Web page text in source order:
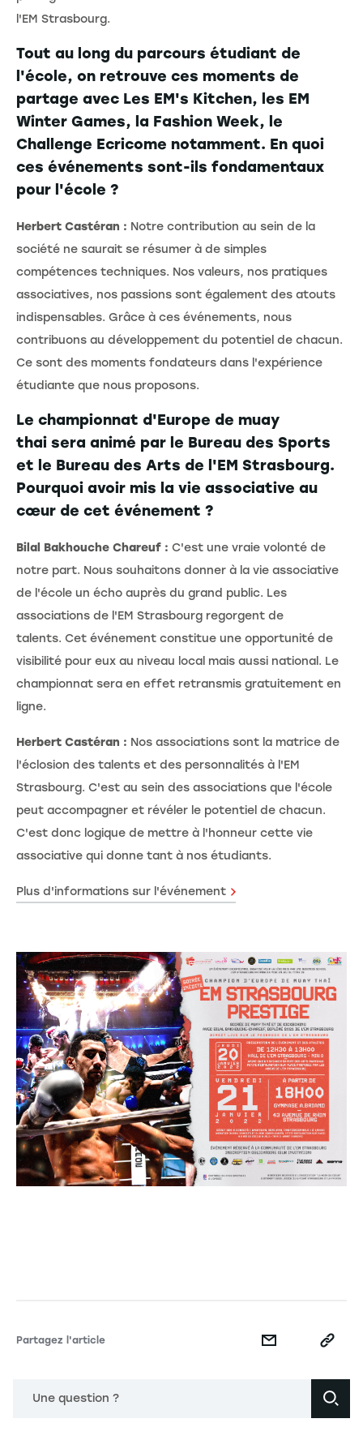
l'EM Strasbourg.
Tout au long du parcours étudiant de
l'école, on retrouve ces moments de
partage avec Les EM's Kitchen, les EM
Winter Games, la Fashion Week, le
Challenge Ecricome notamment. En quoi
ces événements sont-ils fondamentaux
pour l'école ?
Herbert Castéran : Notre contribution au sein de la
société ne saurait se résumer à de simples
compétences techniques. Nos valeurs, nos pratiques
associatives, nos passions sont également des atouts
indispensables. Grâce à ces événements, nous
contribuons au développement du potentiel de chacun.
Ce sont des moments fondateurs dans l'expérience
étudiante que nous proposons.
Le championnat d'Europe de muay
thai sera animé par le Bureau des Sports
et le Bureau des Arts de l'EM Strasbourg.
Pourquoi avoir mis la vie associative au
cœur de cet événement ?
Bilal Bakhouche Chareuf : C'est une vraie volonté de
notre part. Nous souhaitons donner à la vie associative
de l'école un écho auprès du grand public. Les
associations de l'EM Strasbourg regorgent de
talents. Cet événement constitue une opportunité de
visibilité pour eux au niveau local mais aussi national. Le
championnat sera en effet retransmis gratuitement en
ligne.
Herbert Castéran : Nos associations sont la matrice de
l'éclosion des talents et des personnalités à l'EM
Strasbourg. C'est au sein des associations que l'école
peut accompagner et révéler le potentiel de chacun.
C'est donc logique de mettre à l'honneur cette vie
associative qui donne tant à nos étudiants.
Plus d'informations sur l'événement
Partagez l'article
Une question ?